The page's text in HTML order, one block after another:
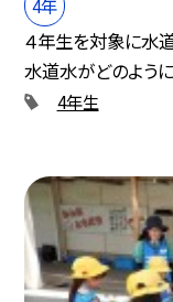
4年
４年生を対象に水
水道水がどのよう
4年生